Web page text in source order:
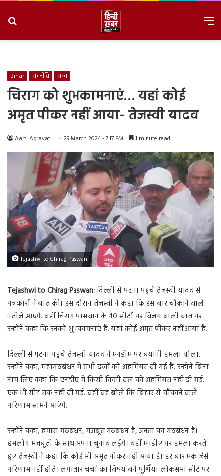
Bihar राजनीति राज्य
चिराग को शुभकामनाएं… यहां कोई
अमृत पीकर नहीं आया- तेजस्वी यादव
Aarti Agravat 29 March 2024 - 7:17 PM 1 minute read
Tejashwi to Chirag Paswan
Tejashwi to Chirag Paswan:दिल्ली से पटना पहुंचे तेजस्वी यादव से
पत्रकारों ने बात की। इस दौरान तेजस्वी ने कहा कि इस बार चौंकाने वाले
नतीजे आएंगे. वहीं चिराग पासवान के 40 सीटों पर विजय वाली बात पर
उन्होंने कहा कि उनको शुभकामनाएं हैं. यहां कोई अमृत पीकर नहीं आया है.
दिल्ली से पटना पहुंचे तेजस्वी यादव ने एनडीए पर बयानी हमला बोला.
उन्होंने कहा, महागठबंधन में सभी दलों को अहमियत दी गई है. उन्होंने बिना
नाम लिए कहा कि एनडीए में किसी किसी दल को अहमियत नहीं दी गई.
एक भी सीट तक नहीं दी गई. वहीं वह बोले कि बिहार से चौंकाने वाले
परिणाम सामने आएंगे.
उन्होंने कहा, हमारा गठबंधन, मजबूत गठबंधन है, जनता का गठबंधन है।
हमलोग मजबूती के साथ अपना चुनाव लड़ेंगे। वहीं एनडीए पर हमला करते
हुए तेजस्वी ने कहा कि कोई भी अमृत पीकर नहीं आया है। हर बार एक जैसे
परिणाम नहीं होते। लगातार चर्चा का विषय बने पूर्णिया लोकसभा सीट पर